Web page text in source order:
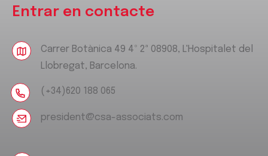
Entrar en contacte
Carrer Botànica 49 4º 2ª 08908, L'Hospitalet del
Llobregat, Barcelona.
(+34)620 188 065
president@csa-associats.com